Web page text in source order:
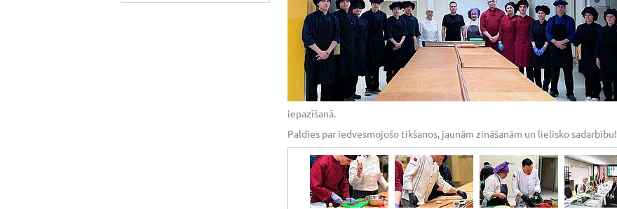
iepazīšanā.
Paldies par iedvesmojošo tikšanos, jaunām zināšanām un lielisko sadarbību!